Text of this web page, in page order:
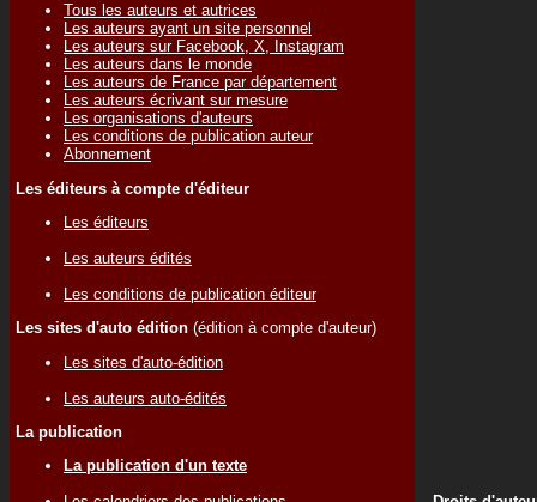
Tous les auteurs et autrices
Les auteurs ayant un site personnel
Les auteurs sur Facebook, X, Instagram
Les auteurs dans le monde
Les auteurs de France par département
Les auteurs écrivant sur mesure
Les organisations d'auteurs
Les conditions de publication auteur
Abonnement
Les éditeurs à compte d'éditeur
Les éditeurs
Les auteurs édités
Les conditions de publication éditeur
Les sites d'auto édition (édition à compte d'auteur)
Les sites d'auto-édition
Les auteurs auto-édités
La publication
La publication d'un texte